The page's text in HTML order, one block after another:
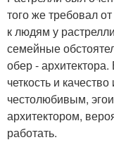
того же требовал
к людям у
семейные
обер -
четкость и
честолюбивым,
архитектором,
работать.